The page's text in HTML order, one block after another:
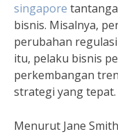
singapore
bisnis. Misalnya,
perubahan
itu, pelaku bisnis
perkembangan
strategi yang tepat.
Menurut Jane